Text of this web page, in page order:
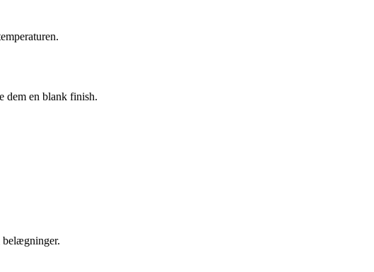
dem en blank finish.
belægninger.